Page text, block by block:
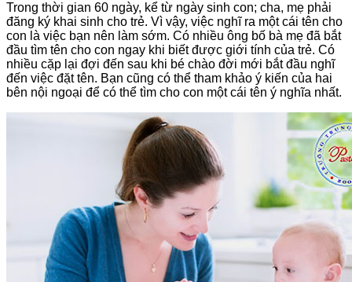
Trong thời gian 60 ngày, kể từ ngày sinh con; cha, mẹ phải
đăng ký khai sinh cho trẻ. Vì vậy, việc nghĩ ra một cái tên cho
con là việc bạn nên làm sớm. Có nhiều ông bố bà mẹ đã bắt
đầu tìm tên cho con ngay khi biết được giới tính của trẻ. Có
nhiều cặp lại đợi đến sau khi bé chào đời mới bắt đầu nghĩ
đến việc đặt tên. Bạn cũng có thể tham khảo ý kiến của hai
bên nội ngoại để có thể tìm cho con một cái tên ý nghĩa nhất.